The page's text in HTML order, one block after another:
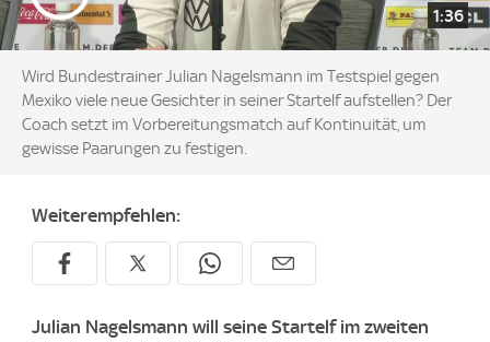
1:36
Wird Bundestrainer Julian Nagelsmann im Testspiel gegen
Mexiko viele neue Gesichter in seiner Startelf aufstellen? Der
Coach setzt im Vorbereitungsmatch auf Kontinuität, um
gewisse Paarungen zu festigen.
Weiterempfehlen:
Julian Nagelsmann will seine Startelf im zweiten